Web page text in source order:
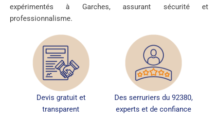
expérimentés à Garches, assurant sécurité et
professionnalisme.
Devis gratuit et
transparent
Des serruriers du 92380,
experts et de confiance